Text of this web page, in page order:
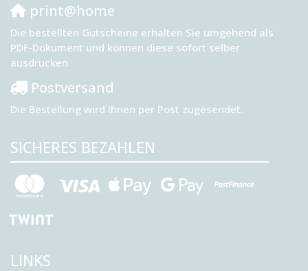
print@home
Die bestellten Gutscheine erhalten Sie umgehend als
PDF-Dokument und können diese sofort selber
ausdrucken.
Postversand
Die Bestellung wird Ihnen per Post zugesendet.
SICHERES BEZAHLEN
LINKS